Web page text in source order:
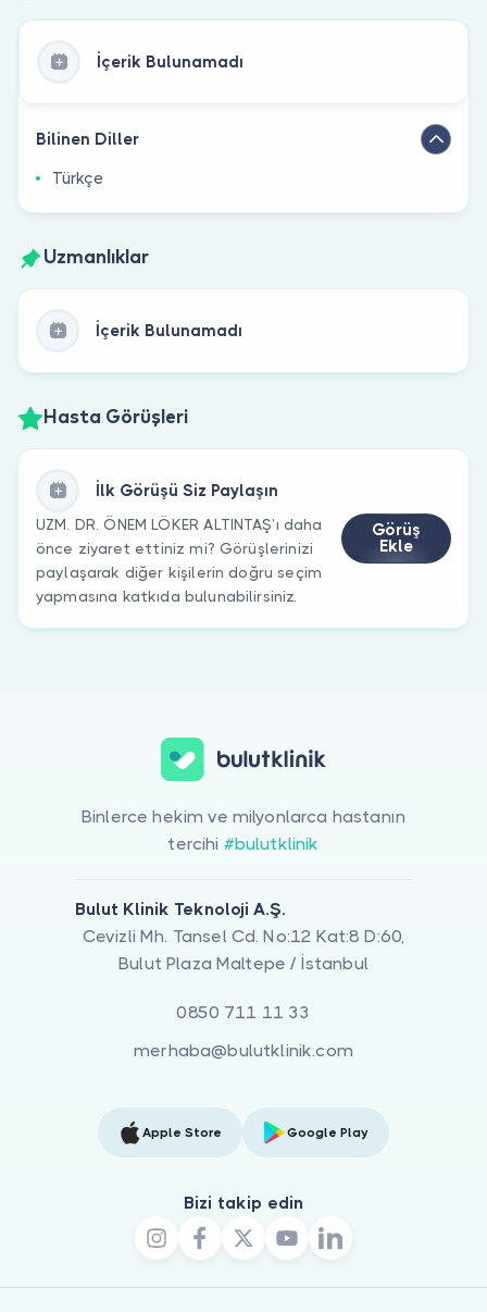
İçerik Bulunamadı
Bilinen Diller
Türkçe
Uzmanlıklar
İçerik Bulunamadı
Hasta Görüşleri
İlk Görüşü Siz Paylaşın
UZM. DR. ÖNEM LÖKER ALTINTAŞ’ı daha
önce ziyaret ettiniz mi? Görüşlerinizi
paylaşarak diğer kişilerin doğru seçim
yapmasına katkıda bulunabilirsiniz.
Görüş
Ekle
Binlerce hekim ve milyonlarca hastanın
tercihi #bulutklinik
Bulut Klinik Teknoloji A.Ş.
Cevizli Mh. Tansel Cd. No:12 Kat:8 D:60,
Bulut Plaza Maltepe / İstanbul
0850 711 11 33
merhaba@bulutklinik.com
Apple Store Google Play
Bizi takip edin